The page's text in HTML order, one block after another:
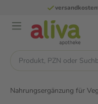
Nahrungsergänzung für